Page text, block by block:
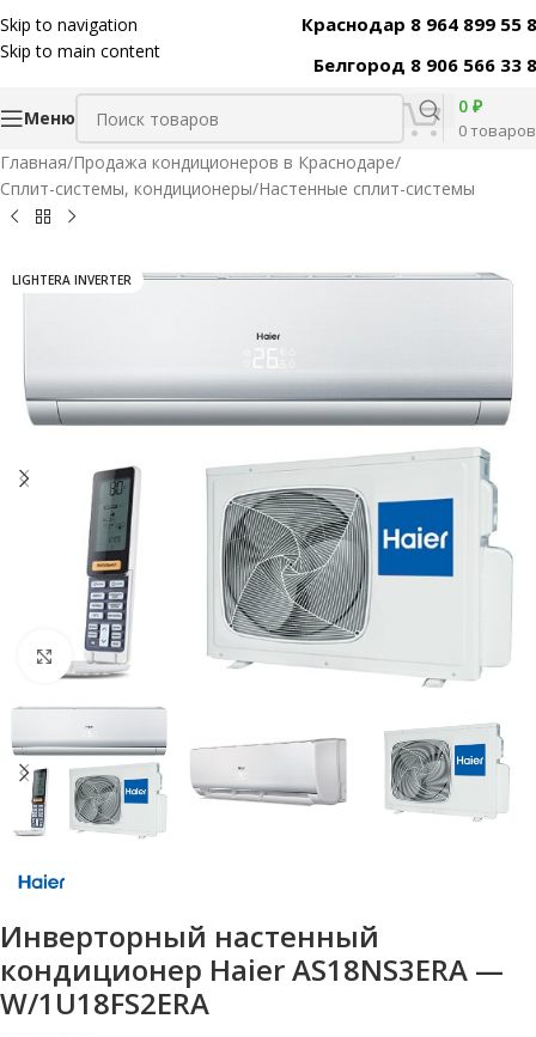
Skip to navigation
Skip to main content
Краснодар 8 964 899 55
Белгород 8 906 566 33
Меню
0товаров
0 ₽
Главная/Продажа кондиционеров в Краснодаре/
Сплит-системы, кондиционеры/Настенные сплит-системы
Код товара:9093
LIGHTERA INVERTER
Нажмите, чтобы увеличить
Инверторный настенный
кондиционер Haier AS18NS3ERA —
W/1U18FS2ERA